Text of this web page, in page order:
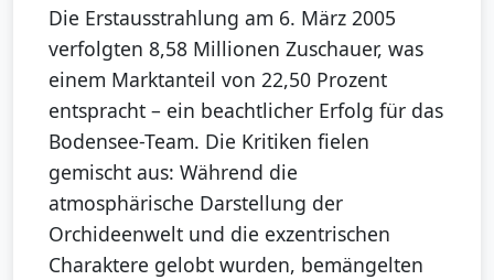
Die Erstausstrahlung am 6. März 2005
verfolgten 8,58 Millionen Zuschauer, was
einem Marktanteil von 22,50 Prozent
entspracht – ein beachtlicher Erfolg für das
Bodensee-Team. Die Kritiken fielen
gemischt aus: Während die
atmosphärische Darstellung der
Orchideenwelt und die exzentrischen
Charaktere gelobt wurden, bemängelten